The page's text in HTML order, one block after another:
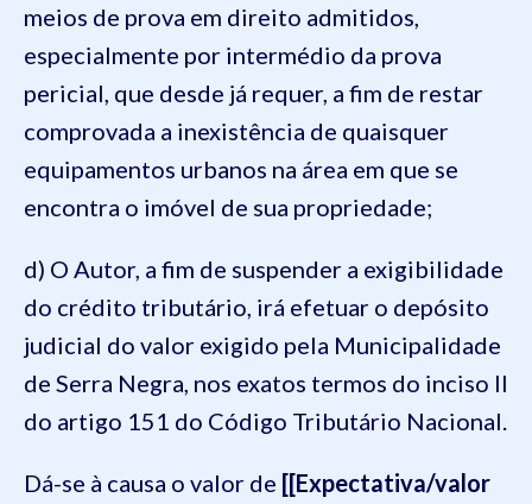
meios de prova em direito admitidos,
especialmente por intermédio da prova
pericial, que desde já requer, a fim de restar
comprovada a inexistência de quaisquer
equipamentos urbanos na área em que se
encontra o imóvel de sua propriedade;
d) O Autor, a fim de suspender a exigibilidade
do crédito tributário, irá efetuar o depósito
judicial do valor exigido pela Municipalidade
de Serra Negra, nos exatos termos do inciso II
do artigo 151 do Código Tributário Nacional.
Dá-se à causa o valor de [[Expectativa/valor